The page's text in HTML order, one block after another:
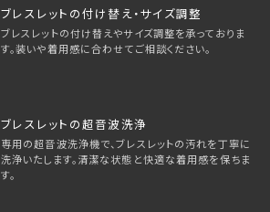
ブレスレットの付け替え・サイズ調整
ブレスレットの付け替えやサイズ調整を承っておりま
す。装いや着用感に合わせてご相談ください。
ブレスレットの超音波洗浄
専用の超音波洗浄機で、ブレスレットの汚れを丁寧に
洗浄いたします。清潔な状態と快適な着用感を保ちま
す。